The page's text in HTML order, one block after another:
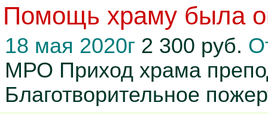
Помощь храму была
18 мая 2020г 2 300 руб.
МРО Приход храма
Благотворительное